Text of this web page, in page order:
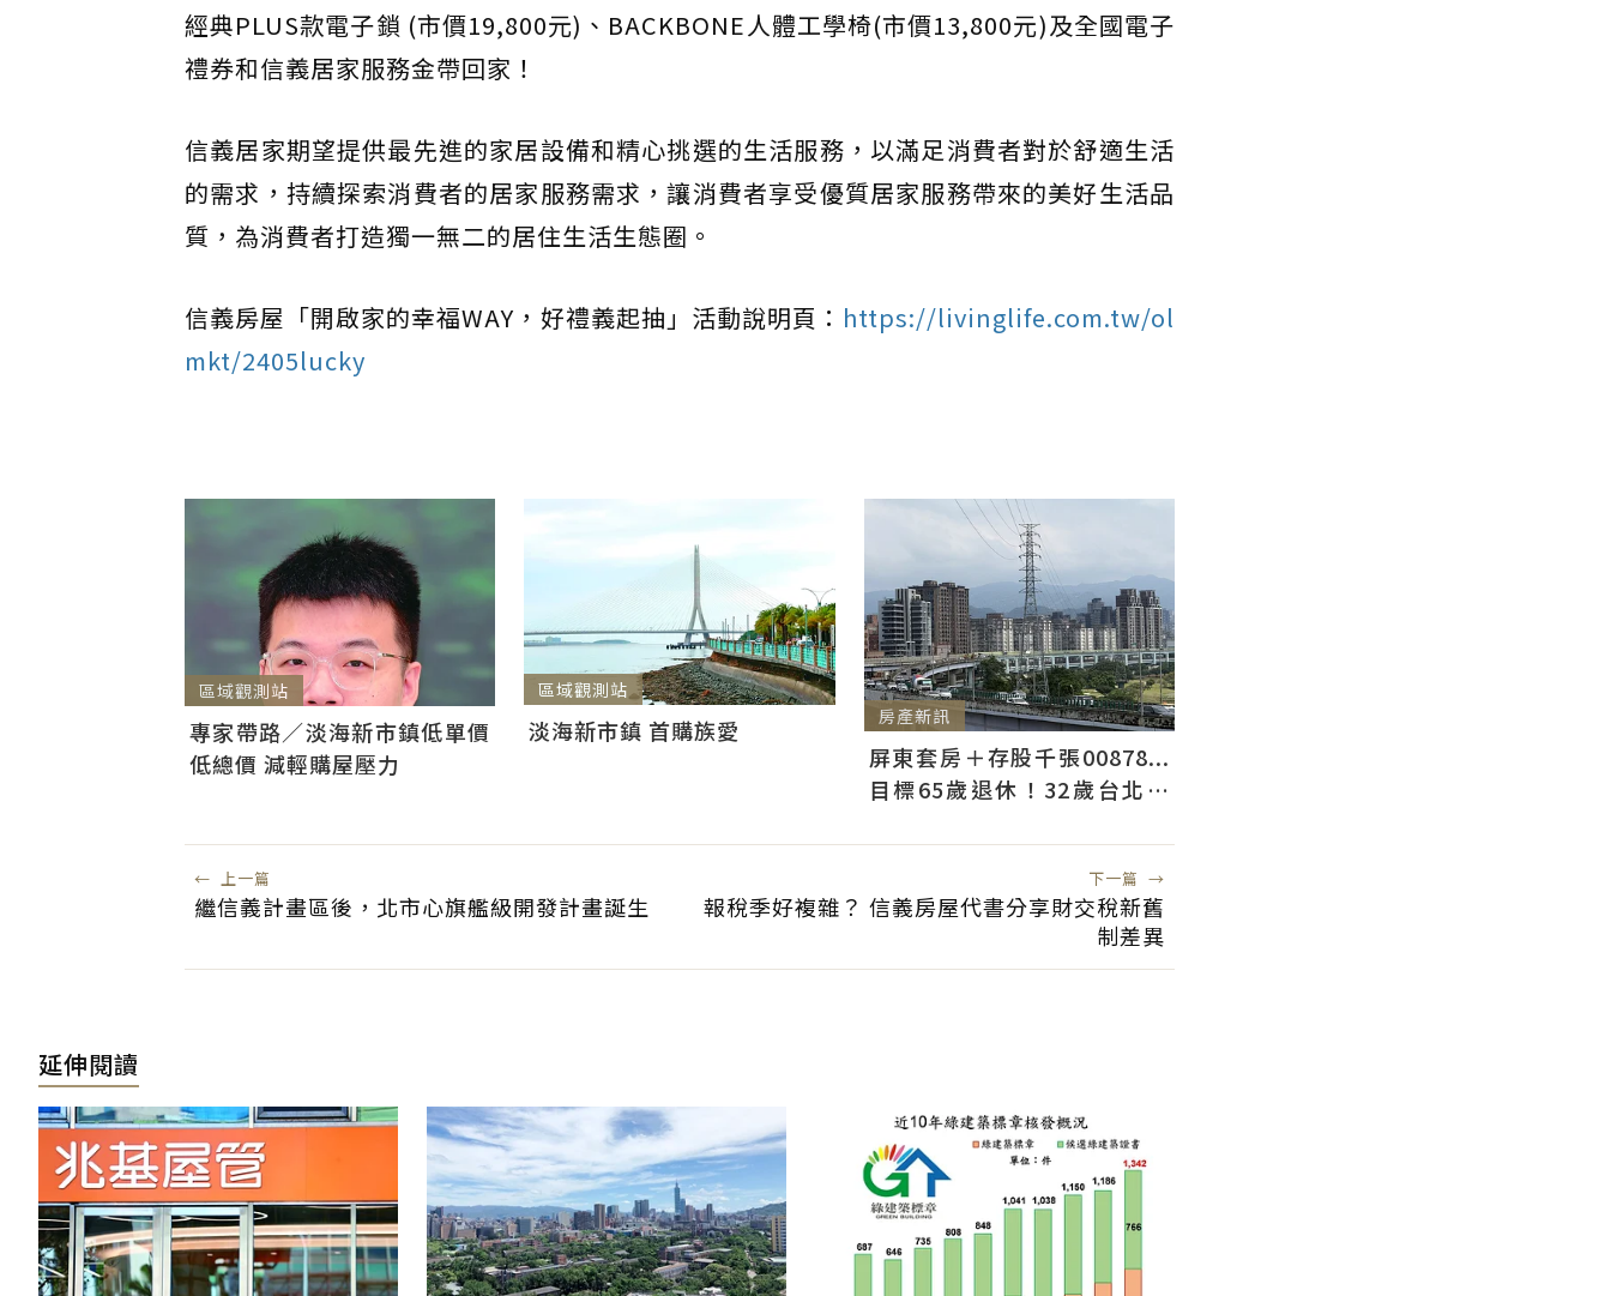
經典PLUS款電子鎖 (市價19,800元)、BACKBONE人體工學椅(市價13,800元)及全國電子
禮券和信義居家服務金帶回家！
信義居家期望提供最先進的家居設備和精心挑選的生活服務，以滿足消費者對於舒適生活
的需求，持續探索消費者的居家服務需求，讓消費者享受優質居家服務帶來的美好生活品
質，為消費者打造獨一無二的居住生活生態圈。
信義房屋「開啟家的幸福WAY，好禮義起抽」活動說明頁： https://livinglife.com.tw/ol
mkt/2405lucky
區域觀測站
專家帶路／淡海新市鎮低單價
低總價 減輕購屋壓力
區域觀測站
淡海新市鎮 首購族愛 房產新訊
屏東套房＋存股千張00878...
目標65歲退休！32歲台北人
← 上一篇
繼信義計畫區後，北市心旗艦級開發計畫誕生
下一篇 →
報稅季好複雜？ 信義房屋代書分享財交稅新舊
制差異
延伸閱讀